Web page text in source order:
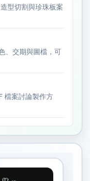
型切割與珍珠板案
、交期與圖檔，可
檔案討論製作方